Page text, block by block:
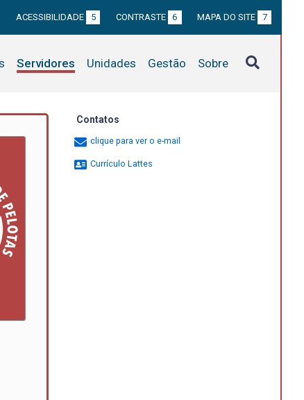
ACESSIBILIDADE 5 CONTRASTE 6 MAPA DO SITE 7
Servidores Unidades Gestão Sobre
Contatos
clique para ver o e-mail
Currículo Lattes